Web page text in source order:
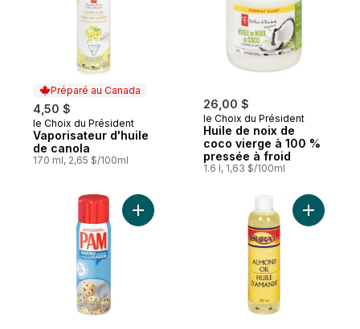
Préparé au Canada
4,50 $
Préparé au Canada
le Choix du Président
Vaporisateur d'huile
de canola
170 ml, 2,65 $/100ml
26,00 $
le Choix du Président
Huile de noix de
coco vierge à 100 %
pressée à froid
1.6 l, 1,63 $/100ml
Ajouter Enduit cuisson antiadhsif au panier
Ajouter